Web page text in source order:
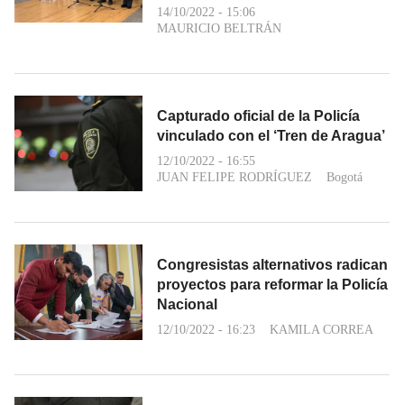
14/10/2022 - 15:06
MAURICIO BELTRÁN
Capturado oficial de la Policía
vinculado con el ‘Tren de Aragua’
12/10/2022 - 16:55
JUAN FELIPE RODRÍGUEZ
Bogotá
Congresistas alternativos radican
proyectos para reformar la Policía
Nacional
12/10/2022 - 16:23 KAMILA CORREA